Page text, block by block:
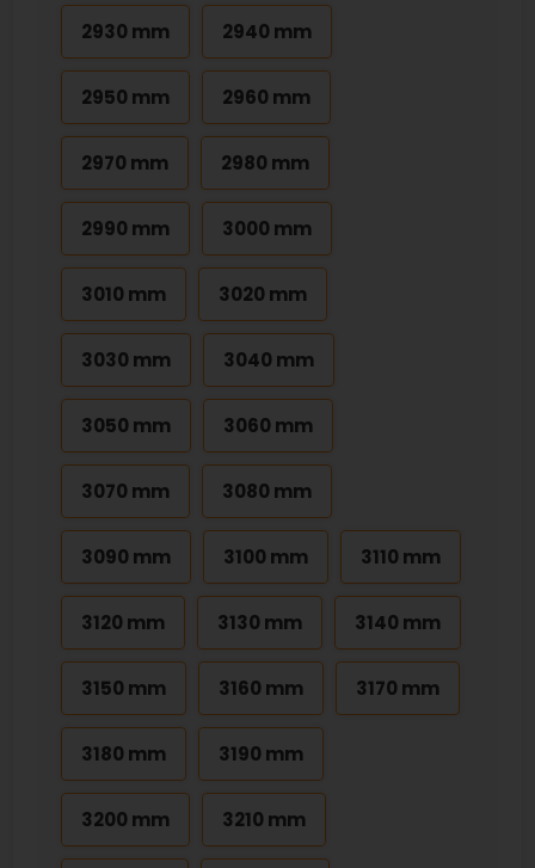
2930 mm 2940 mm
2950 mm 2960 mm
2970 mm 2980 mm
2990 mm 3000 mm
3010 mm 3020 mm
3030 mm 3040 mm
3050 mm 3060 mm
3070 mm 3080 mm
3090 mm 3100 mm 3110 mm
3120 mm 3130 mm 3140 mm
3150 mm 3160 mm 3170 mm
3180 mm 3190 mm
3200 mm 3210 mm